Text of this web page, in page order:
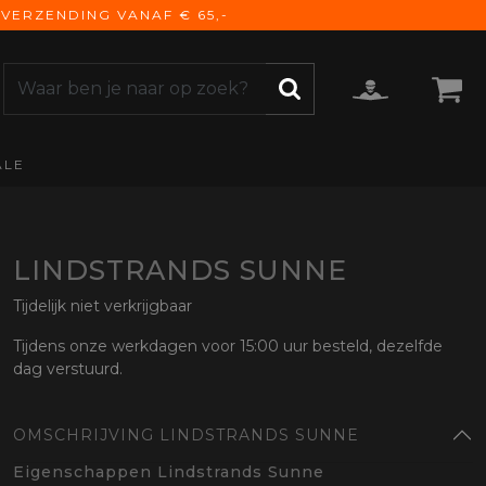
VANAF € 65,-
LINDSTRANDS SUNNE
Tijdelijk niet verkrijgbaar
Tijdens onze werkdagen voor 15:00 uur besteld, dezelfde
dag verstuurd.
OMSCHRIJVING LINDSTRANDS SUNNE
Eigenschappen Lindstrands Sunne